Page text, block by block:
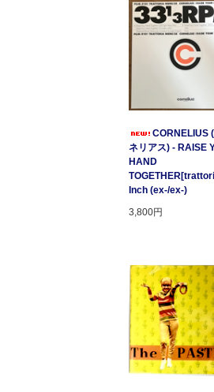
CORNELIUS
ネリアス) - RAISE
HAND
Inch (ex-/ex-)
3,800円